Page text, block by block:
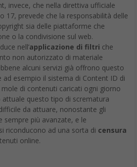
invece, che nella direttiva ufficiale
17, prevede che la responsabilità delle
sia delle piattaforme che
o la condivisione sul web.
nell’applicazione di filtri che
non autorizzato di materiale
alcuni servizi già offrono questo
esempio il sistema di Content ID di
mole di contenuti caricati ogni giorno
questo tipo di scrematura
da attuare, nonostante gli
sempre più avanzate, e le
riconducono ad una sorta di censura
online.